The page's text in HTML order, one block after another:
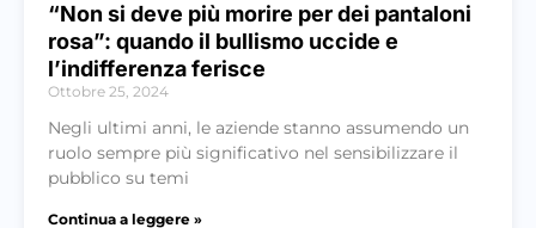
“Non si deve più morire per dei pantaloni
rosa”: quando il bullismo uccide e
l’indifferenza ferisce
Ottobre 25, 2024
Negli ultimi anni, le aziende stanno assumendo un
ruolo sempre più significativo nel sensibilizzare il
pubblico su temi
Continua a leggere »